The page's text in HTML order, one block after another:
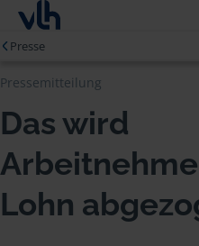
Presse
Pressemitteilung
Das wird
Lohn